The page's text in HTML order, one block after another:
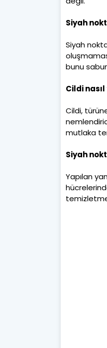
Siyah
Siyah
bunu
Cildi
Cildi,
mutlaka
Siyah
Yapılan